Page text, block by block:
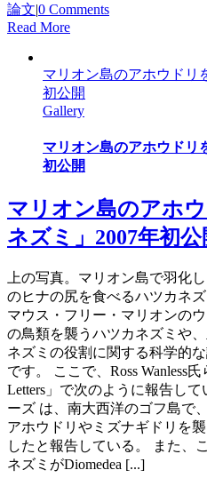
論文|0 Comments
Read More
マリオン島のアホウドリ
初公開
Gallery
マリオン島のアホウドリ
初公開
マリオン島のアホ
ネズミ」2007年初公
上の写真。マリオン島で羽化
のヒナの尻を食べるハツカネズ
マウス・フリー・マリオンの
の鳥類を襲うハツカネズミや
ネズミの役割に関する科学的
です。 ここで、Ross Wanless
Letters」で次のように報告し
ーズ は、南大西洋のゴフ島で
アホウドリやミズナギドリを
したと報告している。 また、
ネズミがDiomedea [...]